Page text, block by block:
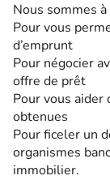
Nous sommes
Pour vous
d’emprunt
Pour négocier
offre de prêt
Pour vous
obtenues
Pour ficeler un
organismes
immobilier.